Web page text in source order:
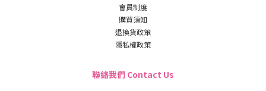
會員制度
購買須知
退換貨政策
隱私權政策
聯絡我們 Contact Us